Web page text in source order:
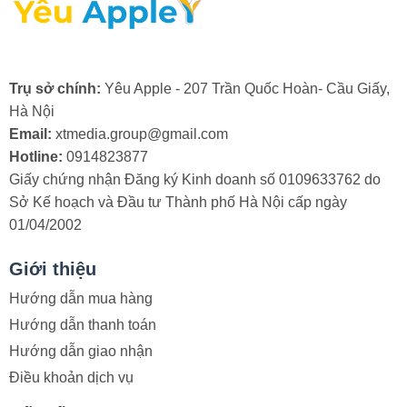
là có thể hoạt động bình thường, còn ngược lại, nếu
mọi thứ trên màn hình đều không hoạt động được thì
Thay kính cảm ứng có ảnh hưởng đến
màn hình không?
Việc ép thay kính iPhone hoàn toàn không ảnh hưởng
hình iPhone được cấu tạo bởi 3 lớp riêng biệt nên khi
mặt kính của thiết bị bị vỡ nhưng cảm ứng vẫn hoạt
động thì bạn chỉ cần ép thay lại mặt kính mới cho máy.
Bạn không cần lo lắng về chất lượng, màn hình iPhone
sau khi thay kính mới vẫn hoạt động và sử dụng bình
thường.
Trụ sở chính: Yêu Apple - 207 Trần Quốc Hoàn- Cầu Giấy,
Hà Nội
Email: xtmedia.group@gmail.com
Hotline: 0914823877
Giấy chứng nhận Đăng ký Kinh doanh số 0109633762 do
Sở Kế hoạch và Đầu tư Thành phố Hà Nội cấp ngày
01/04/2002
Giới thiệu
Hướng dẫn mua hàng
Hướng dẫn thanh toán
Hướng dẫn giao nhận
Điều khoản dịch vụ